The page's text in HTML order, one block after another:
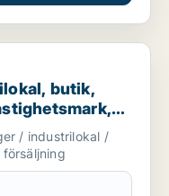
klinik,
butik,
till salu i
/ industrilokal /